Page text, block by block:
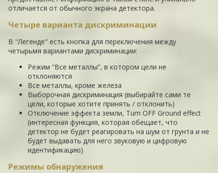
отличается от обычного экрана детектора.
Четыре варианта дискриминации
В "Легенде" есть кнопка для переключения между
четырьмя вариантами дискриминации:
Режим “Все металлы”, в котором цели не
отклоняются
Все металлы, кроме железа
Выборочная дискриминация (выбирайте сами те
цели, которые хотите принять / отклонить)
Отключение эффекта земли, Turn OFF Ground effect
(интересная функция, которая обещает, что
детектор не будет реагировать на шум от грунта и не
будет выдавать для него звуковую и цифровую
идентификацию)
Режимы обнаружения